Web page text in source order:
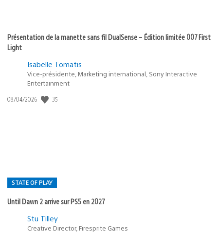
Présentation de la manette sans fil DualSense – Édition limitée 007 First
Light
Isabelle Tomatis
Vice-présidente, Marketing international, Sony Interactive
Entertainment
Date
08/04/2026 35
STATE OF PLAY
Until Dawn 2 arrive sur PS5 en 2027
PostéeStu Tilley
Creative Director, Firesprite Games